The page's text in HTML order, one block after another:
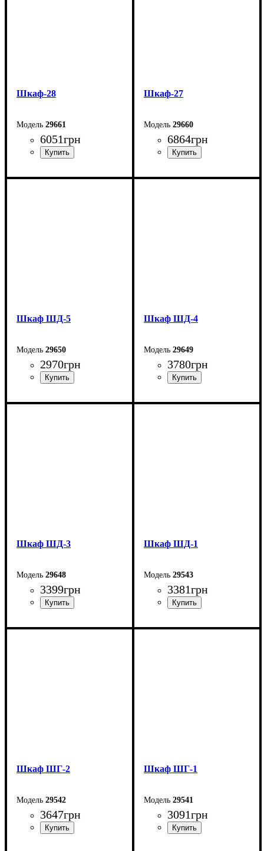
Шкаф-28
29661
6051грн
Ширина: 90 см
Шкаф-27
29660
6864грн
Ширина: 90 см
Шкаф ШД-5
29650
2970грн
Ширина: 60 см
Шкаф ШД-4
29649
3780грн
Ширина: 60 см
Шкаф ШД-3
29648
3399грн
Ширина: 60 см
Шкаф ШД-1
29543
3381грн
Ширина: 60 см
Шкаф ШГ-2
29542
3647грн
Шкаф ШГ-1
29541
3091грн